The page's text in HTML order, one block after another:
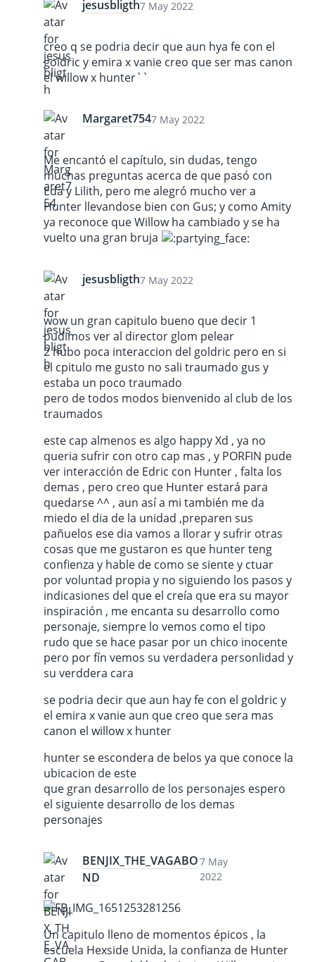
jesusbligth7 May 2022
creo q se podria decir que aun hya fe con el
goldric y emira x vanie creo que ser mas canon
el willow x hunter``
Margaret7547 May 2022
Me encantó el capítulo, sin dudas, tengo
muchas preguntas acerca de que pasó con
Eda y Lilith, pero me alegró mucho ver a
Hunter llevandose bien con Gus; y como Amity
ya reconoce que Willow ha cambiado y se ha
vuelto una gran bruja
jesusbligth7 May 2022
wow un gran capitulo bueno que decir 1
pudimos ver al director glom pelear
2 hubo poca interaccion del goldric pero en si
el cpitulo me gusto no sali traumado gus y
estaba un poco traumado
pero de todos modos bienvenido al club de los
traumados
este cap almenos es algo happy Xd , ya no
queria sufrir con otro cap mas , y PORFIN pude
ver interacción de Edric con Hunter , falta los
demas , pero creo que Hunter estará para
quedarse ^^ , aun así a mi también me da
miedo el dia de la unidad ,preparen sus
pañuelos ese dia vamos a llorar y sufrir otras
cosas que me gustaron es que hunter teng
confienza y hable de como se siente y ctuar
por voluntad propia y no siguiendo los pasos y
indicasiones del que el creía que era su mayor
inspiración , me encanta su desarrollo como
personaje, siempre lo vemos como el tipo
rudo que se hace pasar por un chico inocente
pero por fín vemos su verdadera personlidad y
su verddera cara
se podria decir que aun hay fe con el goldric y
el emira x vanie aun que creo que sera mas
canon el willow x hunter
hunter se escondera de belos ya que conoce la
ubicacion de este
que gran desarrollo de los personajes espero
el siguiente desarrollo de los demas
personajes
BENJIX_THE_VAGABO
ND
7 May
2022
Un capitulo lleno de momentos épicos , la
escuela Hexside Unida, la confianza de Hunter